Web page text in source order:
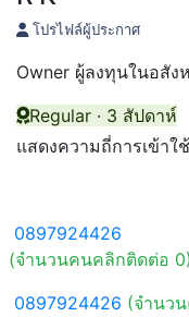
โปรไฟล์ผู้ประกาศ
Owner ผู้ลงทุนในอสัง
Regular · 3 สัปดาห์
แสดงความถี่การเข้าใ
0897924426
(จำนวนคนคลิกติดต่อ 0)
0897924426 (จำนว